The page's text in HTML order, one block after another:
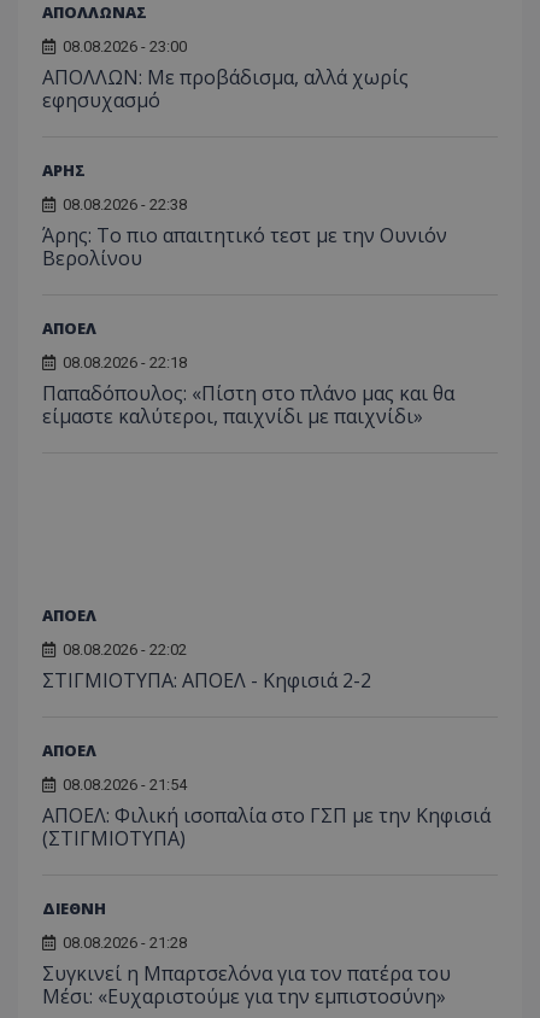
ΑΠΟΛΛΩΝΑΣ
08.08.2026 - 23:00
ΑΠΟΛΛΩΝ: Με προβάδισμα, αλλά χωρίς
εφησυχασμό
ΑΡΗΣ
08.08.2026 - 22:38
Άρης: Το πιο απαιτητικό τεστ με την Ουνιόν
Βερολίνου
ΑΠΟΕΛ
08.08.2026 - 22:18
Παπαδόπουλος: «Πίστη στο πλάνο μας και θα
είμαστε καλύτεροι, παιχνίδι με παιχνίδι»
ΑΠΟΕΛ
08.08.2026 - 22:02
ΣΤΙΓΜΙΟΤΥΠΑ: ΑΠΟΕΛ - Κηφισιά 2-2
ΑΠΟΕΛ
08.08.2026 - 21:54
ΑΠΟΕΛ: Φιλική ισοπαλία στο ΓΣΠ με την Κηφισιά
(ΣΤΙΓΜΙΟΤΥΠΑ)
ΔΙΕΘΝΗ
08.08.2026 - 21:28
Συγκινεί η Μπαρτσελόνα για τον πατέρα του
Μέσι: «Ευχαριστούμε για την εμπιστοσύνη»